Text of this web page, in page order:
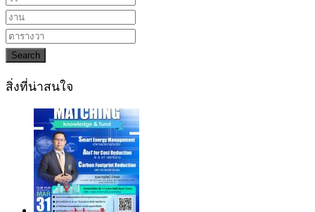
Search
สิ่งที่น่าสนใจ